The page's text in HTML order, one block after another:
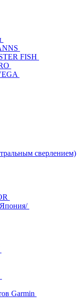
FISH
сверлением)
Garmin